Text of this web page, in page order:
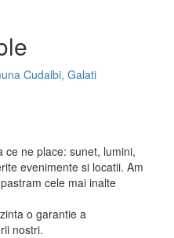
Cudalbi, Galati
ce ne place: sunet, lumini,
evenimente si locatii. Am
cele mai inalte
o garantie a
nostri.